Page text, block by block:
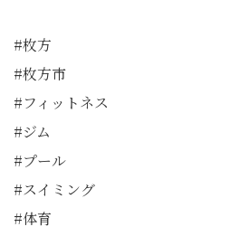
#枚方
#枚方市
#フィットネス
#ジム
#プール
#スイミング
#体育